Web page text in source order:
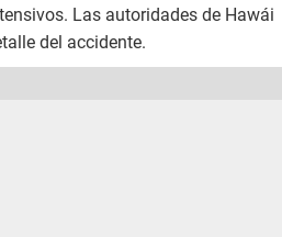
Las autoridades de Hawái
del accidente.